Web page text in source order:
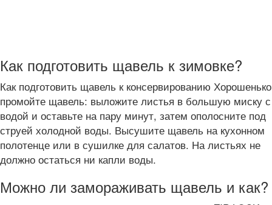
Как подготовить щавель к зимовке?
Как подготовить щавель к консервированию Хорошенько
промойте щавель: выложите листья в большую миску с
водой и оставьте на пару минут, затем ополосните под
струей холодной воды. Высушите щавель на кухонном
полотенце или в сушилке для салатов. На листьях не
должно остаться ни капли воды.
Можно ли замораживать щавель и как?